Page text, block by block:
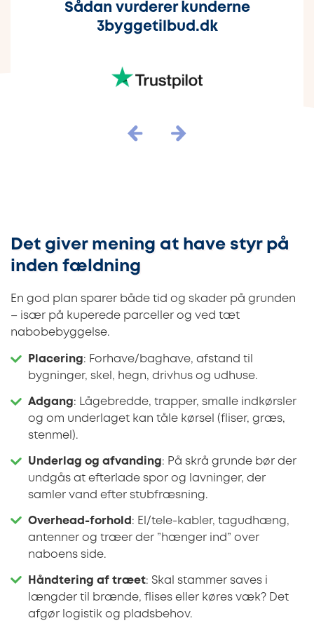
Sådan vurderer kunderne
3byggetilbud.dk
Det giver mening at have styr på
inden fældning
En god plan sparer både tid og skader på grunden
– især på kuperede parceller og ved tæt
nabobebyggelse.
Placering: Forhave/baghave, afstand til
bygninger, skel, hegn, drivhus og udhuse.
Adgang: Lågebredde, trapper, smalle indkørsler
og om underlaget kan tåle kørsel (fliser, græs,
stenmel).
Underlag og afvanding: På skrå grunde bør der
undgås at efterlade spor og lavninger, der
samler vand efter stubfræsning.
Overhead-forhold : El/tele-kabler, tagudhæng,
antenner og træer der ”hænger ind” over
naboens side.
Håndtering af træet: Skal stammer saves i
længder til brænde, flises eller køres væk? Det
afgør logistik og pladsbehov.